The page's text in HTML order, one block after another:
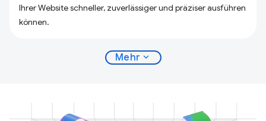
Ihrer Website schneller, zuverlässiger und präziser ausführen
können.
Mehr expand_more